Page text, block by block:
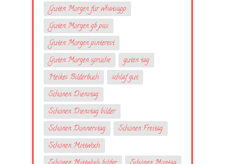
Guten Morgen für whatsapp
Guten Morgen gb pics
Guten Morgen pinterest
Guten Morgen sprüche
guten tag
Heikes Bilderbuch
schlaf gut
Schönen Dienstag
Schönen Dienstag bilder
Schönen Donnerstag
Schönen Freitag
Schönen Mittwoch